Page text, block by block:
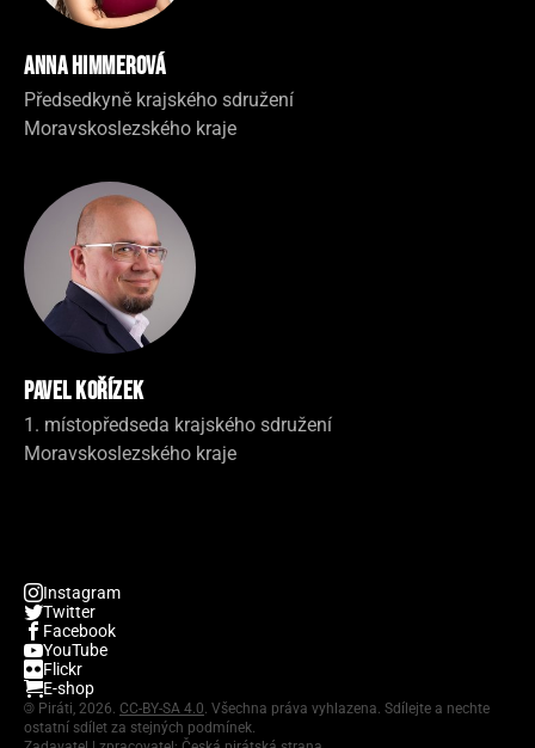
Anna Himmerová
Předsedkyně krajského sdružení
Moravskoslezského kraje
Pavel Kořízek
1. místopředseda krajského sdružení
Moravskoslezského kraje
Instagram
Twitter
Facebook
YouTube
Flickr
E-shop
© Piráti, 2026. CC-BY-SA 4.0. Všechna práva vyhlazena. Sdílejte a nechte
ostatní sdílet za stejných podmínek.